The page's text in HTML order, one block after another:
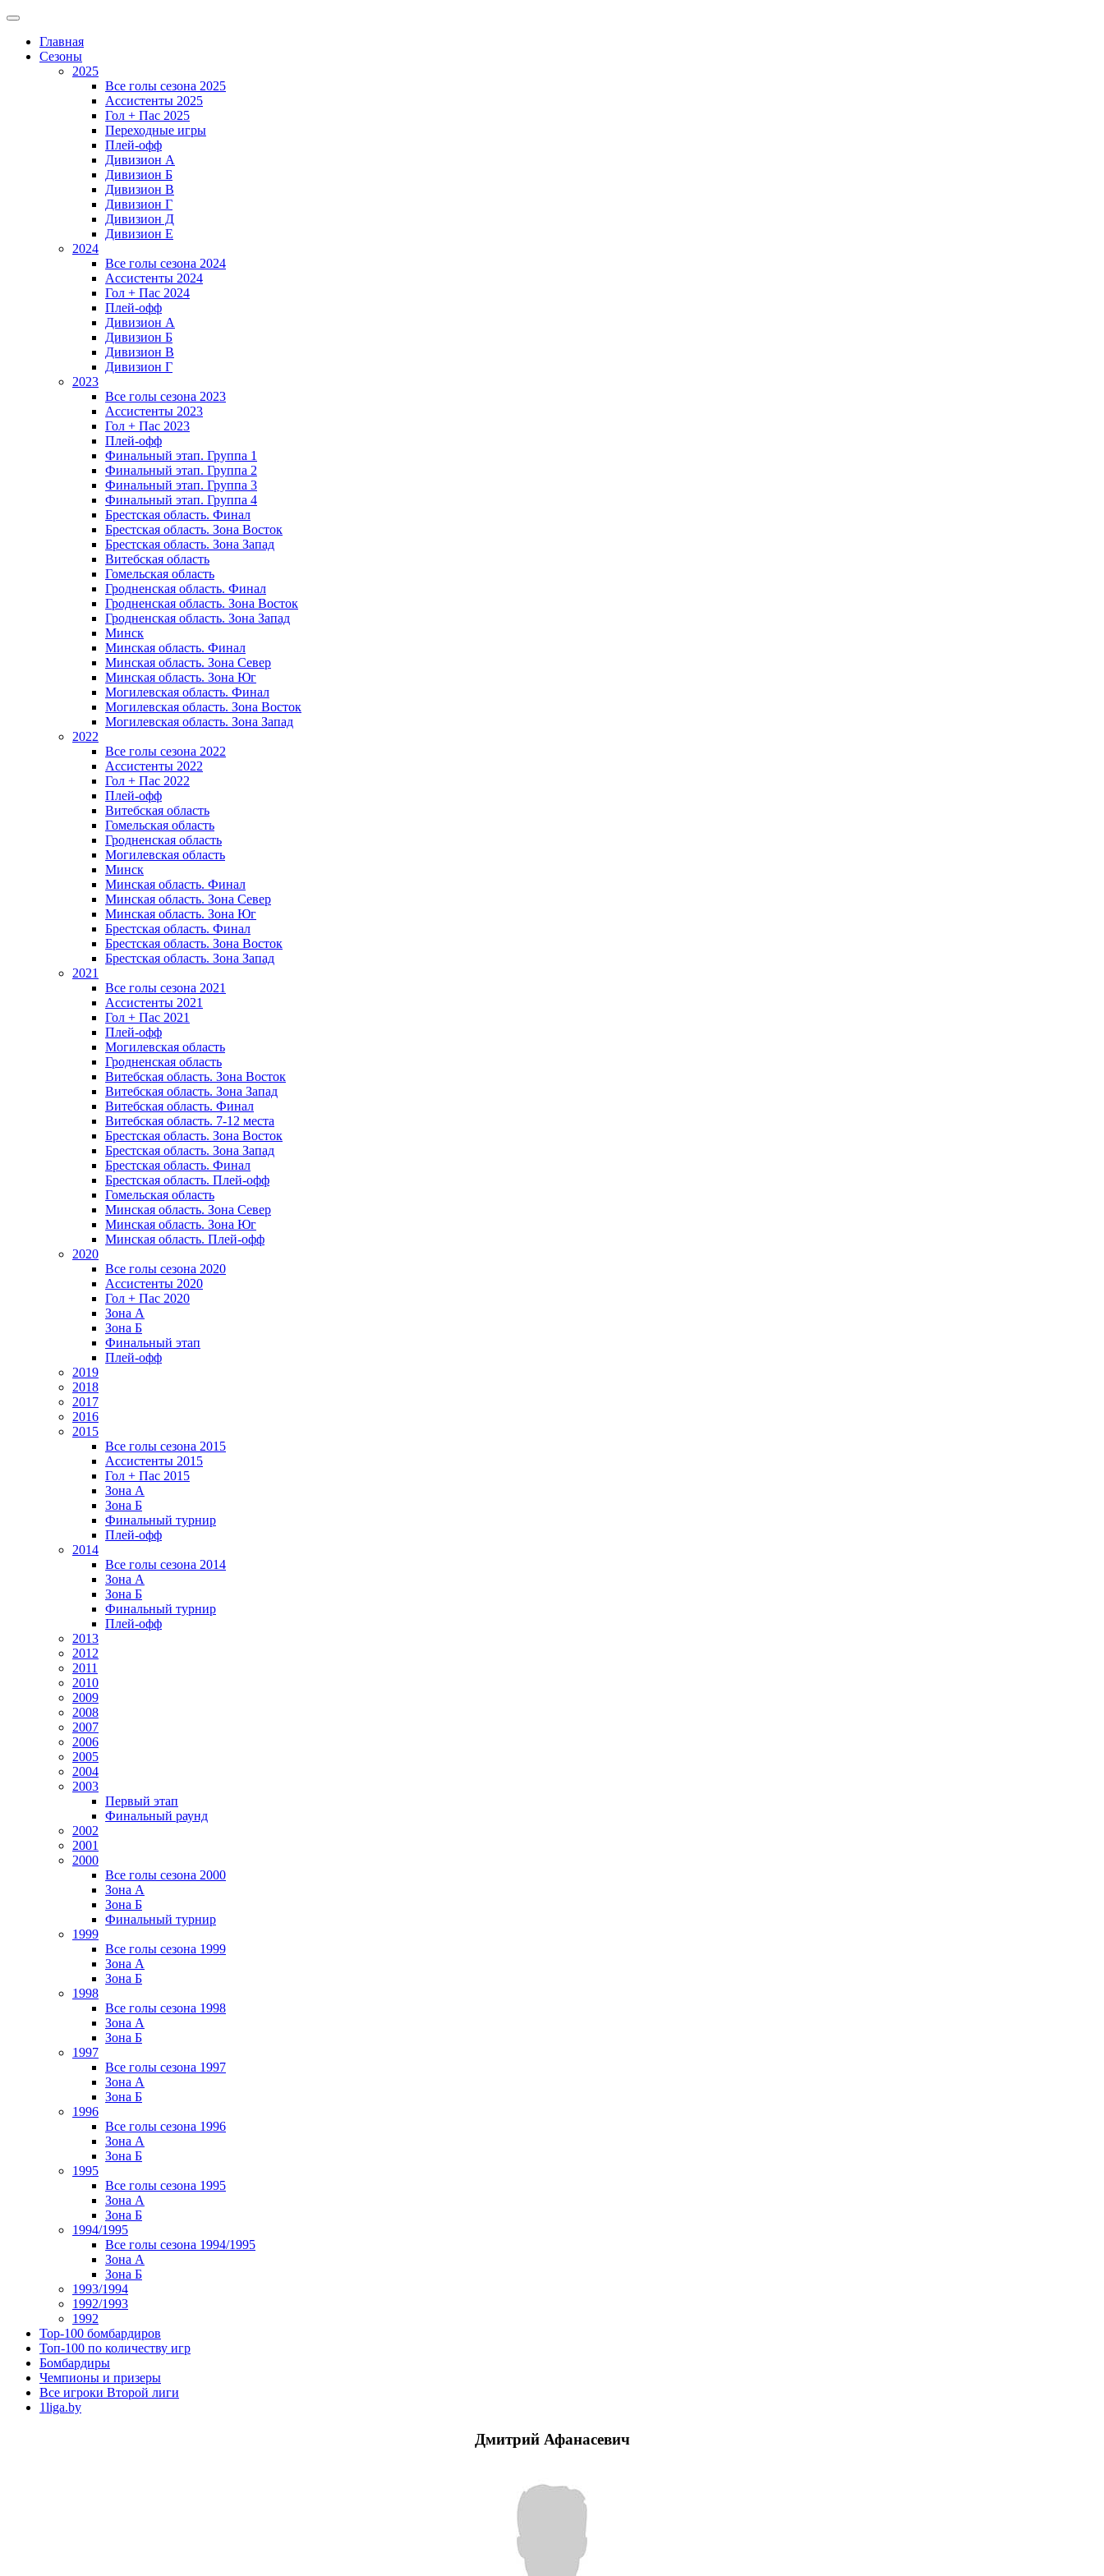
Главная
Сезоны
2025
Все голы сезона 2025
Ассистенты 2025
Гол + Пас 2025
Переходные игры
Плей-офф
Дивизион A
Дивизион Б
Дивизион В
Дивизион Г
Дивизион Д
Дивизион Е
2024
Все голы сезона 2024
Ассистенты 2024
Гол + Пас 2024
Плей-офф
Дивизион A
Дивизион Б
Дивизион В
Дивизион Г
2023
Все голы сезона 2023
Ассистенты 2023
Гол + Пас 2023
Плей-офф
Финальный этап. Группа 1
Финальный этап. Группа 2
Финальный этап. Группа 3
Финальный этап. Группа 4
Брестская область. Финал
Брестская область. Зона Восток
Брестская область. Зона Запад
Витебская область
Гомельская область
Гродненская область. Финал
Гродненская область. Зона Восток
Гродненская область. Зона Запад
Минск
Минская область. Финал
Минская область. Зона Север
Минская область. Зона Юг
Могилевская область. Финал
Могилевская область. Зона Восток
Могилевская область. Зона Запад
2022
Все голы сезона 2022
Ассистенты 2022
Гол + Пас 2022
Плей-офф
Витебская область
Гомельская область
Гродненская область
Могилевская область
Минск
Mинская область. Финал
Минская область. Зона Север
Минская область. Зона Юг
Брестская область. Финал
Брестская область. Зона Восток
Брестская область. Зона Запад
2021
Все голы сезона 2021
Ассистенты 2021
Гол + Пас 2021
Плей-офф
Могилевская область
Гродненская область
Витебская область. Зона Восток
Витебская область. Зона Запад
Витебская область. Финал
Витебская область. 7-12 места
Брестская область. Зона Восток
Брестская область. Зона Запад
Брестская область. Финал
Брестская область. Плей-офф
Гомельская область
Минская область. Зона Север
Минская область. Зона Юг
Минская область. Плей-офф
2020
Все голы сезона 2020
Ассистенты 2020
Гол + Пас 2020
Зона А
Зона Б
Финальный этап
Плей-офф
2019
2018
2017
2016
2015
Все голы сезона 2015
Ассистенты 2015
Гол + Пас 2015
Зона А
Зона Б
Финальный турнир
Плей-офф
2014
Все голы сезона 2014
Зона А
Зона Б
Финальный турнир
Плей-офф
2013
2012
2011
2010
2009
2008
2007
2006
2005
2004
2003
Первый этап
Финальный раунд
2002
2001
2000
Все голы сезона 2000
Зона А
Зона Б
Финальный турнир
1999
Все голы сезона 1999
Зона А
Зона Б
1998
Все голы сезона 1998
Зона А
Зона Б
1997
Все голы сезона 1997
Зона А
Зона Б
1996
Все голы сезона 1996
Зона А
Зона Б
1995
Все голы сезона 1995
Зона А
Зона Б
1994/1995
Все голы сезона 1994/1995
Зона А
Зона Б
1993/1994
1992/1993
1992
Top-100 бомбардиров
Топ-100 по количеству игр
Бомбардиры
Чемпионы и призеры
Все игроки Второй лиги
1liga.by
Дмитрий Афанасевич